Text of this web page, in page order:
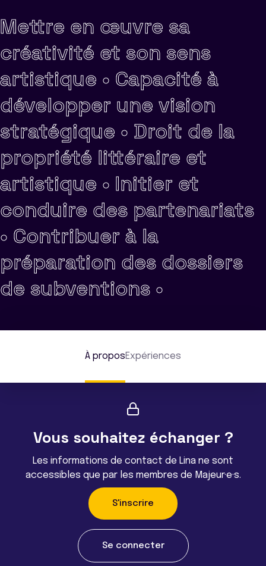
Mettre en œuvre sa
créativité et son sens
artistique • Capacité à
développer une vision
stratégique • Droit de la
propriété littéraire et
artistique • Initier et
conduire des partenariats
• Contribuer à la
préparation des dossiers
de subventions •
À proposExpériences
Vous souhaitez échanger ?
Les informations de contact de Lina ne sont
accessibles que par les membres de Majeur·e·s.
S'inscrire
Se connecter